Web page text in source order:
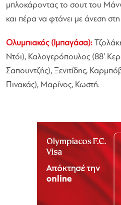
μπλοκάροντας το σουτ του
και πέρα να φτάνει με άνεση στη
Ολυμπιακός (Ιμπαγάσα):
Ντόι), Καλογερόπουλος (88’
Σαπουντζής), Ξενιτίδης,
Πινακάς), Μαρίνος, Κωστή.